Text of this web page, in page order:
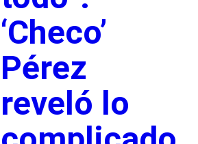
‘Checo’
Pérez
reveló lo